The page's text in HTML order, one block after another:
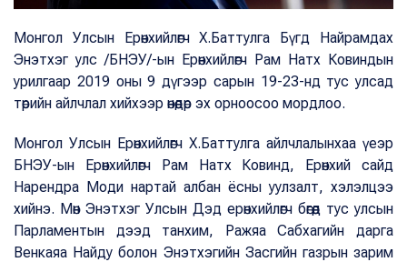
Монгол Улсын Ерөнхийлөгч Х.Баттулга Бүгд Найрамдах
Энэтхэг улс /БНЭУ/-ын Ерөнхийлөгч Рам Натх Ковиндын
урилгаар 2019 оны 9 дүгээр сарын 19-23-нд тус улсад
төрийн айлчлал хийхээр өнөөдөр эх орноосоо мордлоо.
Монгол Улсын Ерөнхийлөгч Х.Баттулга айлчлалынхаа үеэр
БНЭУ-ын Ерөнхийлөгч Рам Натх Ковинд, Ерөнхий сайд
Нарендра Моди нартай албан ёсны уулзалт, хэлэлцээ
хийнэ. Мөн Энэтхэг Улсын Дэд ерөнхийлөгч бөгөөд тус улсын
Парламентын дээд танхим, Ражяа Сабхагийн дарга
Венкаяа Найду болон Энэтхэгийн Засгийн газрын зарим